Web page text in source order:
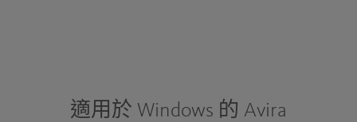
適用於 Windows 的 Avira